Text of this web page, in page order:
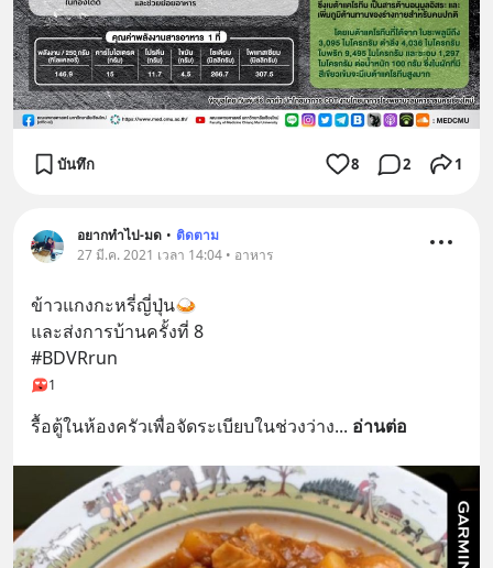
บันทึก 8 2 1
อยากทำไป-มด • ติดตาม
27 มี.ค. 2021 เวลา 14:04 • อาหาร
ข้าวแกงกะหรี่ญี่ปุ่น🍛
และส่งการบ้านครั้งที่ 8
#BDVRrun
1
รื้อตู้ในห้องครัวเพื่อจัดระเบียบในช่วงว่าง... อ่านต่อ